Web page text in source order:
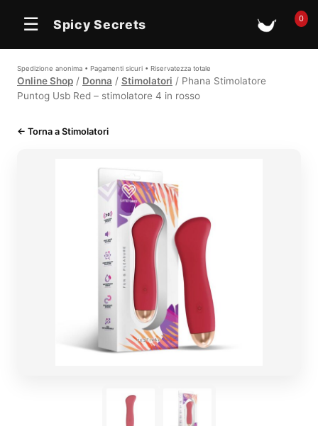
☰ Spicy Secrets 🛒0
Spedizione anonima • Pagamenti sicuri • Riservatezza totale
Online Shop / Donna / Stimolatori / Phana Stimolatore
Puntog Usb Red – stimolatore 4 in rosso
← Torna a Stimolatori